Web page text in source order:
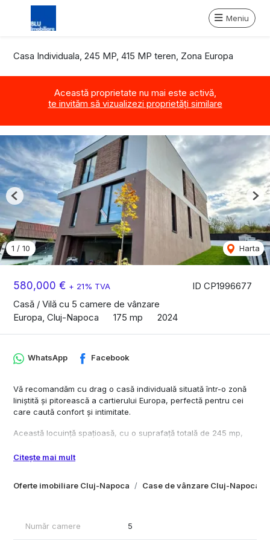
Meniu
Casa Individuala, 245 MP, 415 MP teren, Zona Europa
Această proprietate nu mai este activă,
te invităm să vizualizezi proprietăți similare
ID CP1996677
580,000 € + 21% TVA
Casă / Vilă cu 5 camere de vânzare
Europa, Cluj-Napoca
175 mp 2024
1 / 10 Harta
Previous
Oferte imobiliare Cluj-Napoca Case de vânzare Cluj-Napoca
WhatsApp Facebook
Vă recomandăm cu drag o casă individuală situată într-o zonă
liniștită și pitorească a cartierului Europa, perfectă pentru cei
care caută confort și intimitate.
Această locuință spațioasă, cu o suprafață totală de 245 mp,
Parter: Un hol primitor la intrare, un birou confortabil pentru
o zonă de zi luminoasă și o baie.
Citește mai mult
Număr camere 5